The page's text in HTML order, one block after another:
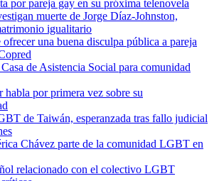
por pareja gay en su próxima telenovela
muerte de Jorge Díaz-Johnston,
igualitario
ofrecer una buena disculpa pública a pareja
de Asistencia Social para comunidad
por primera vez sobre su
de Taiwán, esperanzada tras fallo judicial
Chávez parte de la comunidad LGBT en
relacionado con el colectivo LGBT